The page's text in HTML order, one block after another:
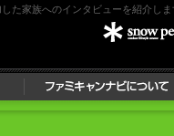
た家族へのインタビューを紹介しま